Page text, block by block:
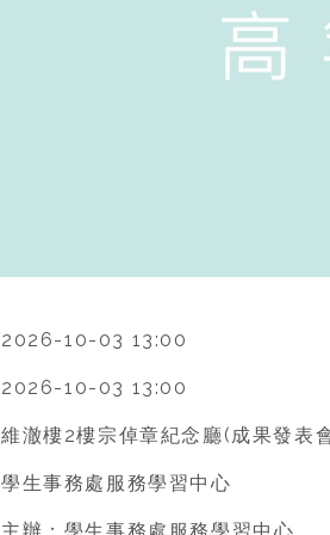
2026-10-03 13:00
2026-10-03 13:00
維澈樓2樓宗倬章紀念廳(成果發表
學生事務處服務學習中心